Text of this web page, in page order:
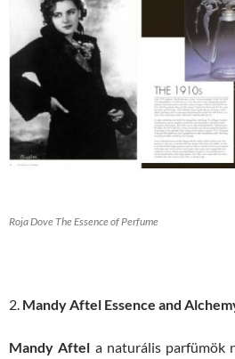
Roja Dove The Essence of Perfume
2. Mandy Aftel Essence and
Mandy Aftel a naturális parfümök